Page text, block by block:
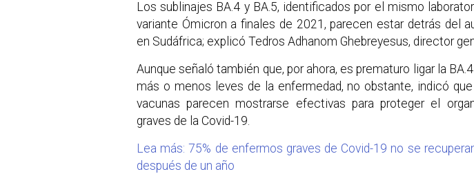
Los sublinajes BA.4 y BA.5, identificados por el mismo
variante Ómicron a finales de 2021, parecen estar detrás del
en Sudáfrica; explicó Tedros Adhanom Ghebreyesus, director
Aunque señaló también que, por ahora, es prematuro ligar la
más o menos leves de la enfermedad, no obstante, indicó
vacunas parecen mostrarse efectivas para proteger el
graves de la Covid-19.
Lea más: 75% de enfermos graves de Covid-19 no se
después de un año